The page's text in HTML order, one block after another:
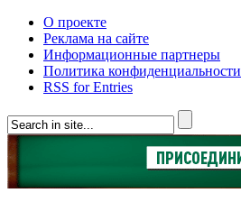
О проекте
Реклама на сайте
Информационные партнеры
Политика конфиденциальности
RSS for Entries